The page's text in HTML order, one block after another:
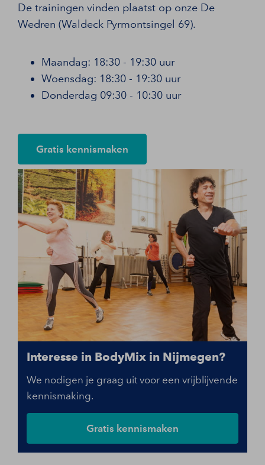
De trainingen vinden plaatst op onze De
Wedren (Waldeck Pyrmontsingel 69).
Maandag: 18:30 - 19:30 uur
Woensdag: 18:30 - 19:30 uur
Donderdag 09:30 - 10:30 uur
Gratis kennismaken
Interesse in BodyMix in Nijmegen?
We nodigen je graag uit voor een vrijblijvende
kennismaking.
Gratis kennismaken